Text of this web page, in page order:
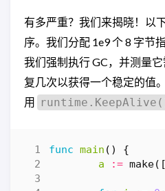
有多严重？我们来揭晓！以
序。我们分配 1e9 个 8 字节
我们强制执行 GC，并测量
复几次以获得一个稳定的值
用
func main ()
{
a
:= make